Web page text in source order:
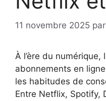
11 novembre 2025 par
À l’ère du
abonnements en
les habitudes de
Entre Netflix, Spotify,